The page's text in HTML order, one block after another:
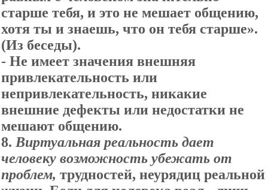
старше тебя, и это не мешает общению,
хотя ты и знаешь, что он тебя старше».
(Из беседы).
- Не имеет значения внешняя
привлекательность или
непривлекательность, никакие
внешние дефекты или недостатки не
мешают общению.
8. Виртуальная реальность дает
человеку возможность убежать от
проблем, трудностей, неурядиц реальной